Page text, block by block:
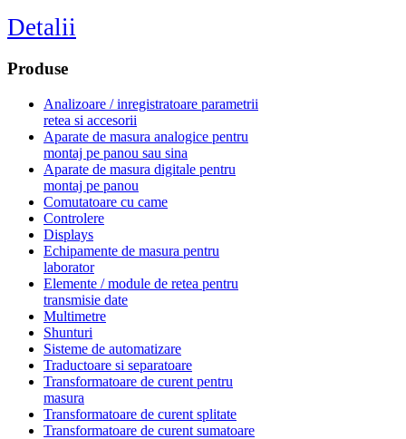
Detalii
Produse
Analizoare / inregistratoare parametrii
retea si accesorii
Aparate de masura analogice pentru
montaj pe panou sau sina
Aparate de masura digitale pentru
montaj pe panou
Comutatoare cu came
Controlere
Displays
Echipamente de masura pentru
laborator
Elemente / module de retea pentru
transmisie date
Multimetre
Shunturi
Sisteme de automatizare
Traductoare si separatoare
Transformatoare de curent pentru
masura
Transformatoare de curent splitate
Transformatoare de curent sumatoare